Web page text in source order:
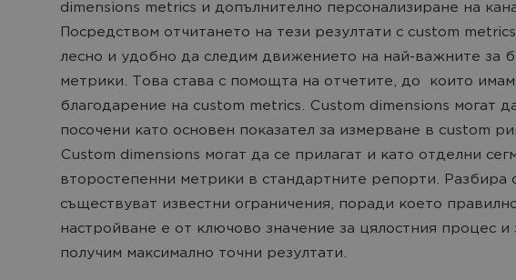
dimensions metrics и допълнително персонализиране на
Посредством отчитането на тези резултати с custom
лесно и удобно да следим движението на най-важните за
метрики. Това става с помощта на отчетите, до които
благодарение на custom metrics. Custom dimensions могат
посочени като основен показател за измерване в custom
Custom dimensions могат да се прилагат и като отделни
второстепенни метрики в стандартните репорти. Разбира
съществуват известни ограничения, поради което
настройване е от ключово значение за цялостния процес и
получим максимално точни резултати.